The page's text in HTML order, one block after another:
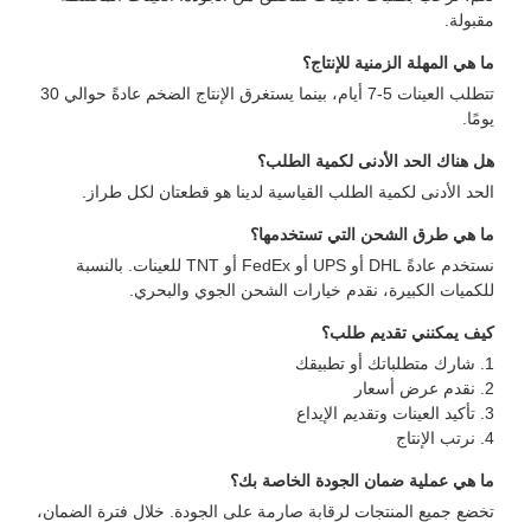
هي المهلة الزمنية للإنتاج؟
تتطلب العينات 5-7 أيام، بينما يستغرق الإنتاج الضخم عادةً حوالي 30
هناك الحد الأدنى لكمية الطلب؟
الأدنى لكمية الطلب القياسية لدينا هو قطعتان لكل طراز.
هي طرق الشحن التي تستخدمها؟
نستخدم عادةً DHL أو UPS أو FedEx أو TNT للعينات. بالنسبة
الكبيرة، نقدم خيارات الشحن الجوي والبحري.
يمكنني تقديم طلب؟
هي عملية ضمان الجودة الخاصة بك؟
جميع المنتجات لرقابة صارمة على الجودة. خلال فترة الضمان،